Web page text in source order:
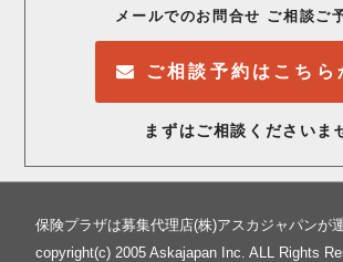
メールでのお問合せ ご相談ご
ご相談予約はこちら
まずはご相談くださいま
保険プラザは募集代理店(株)アスカジャパンが
copyright(c) 2005 Askajapan Inc. ALL Rights